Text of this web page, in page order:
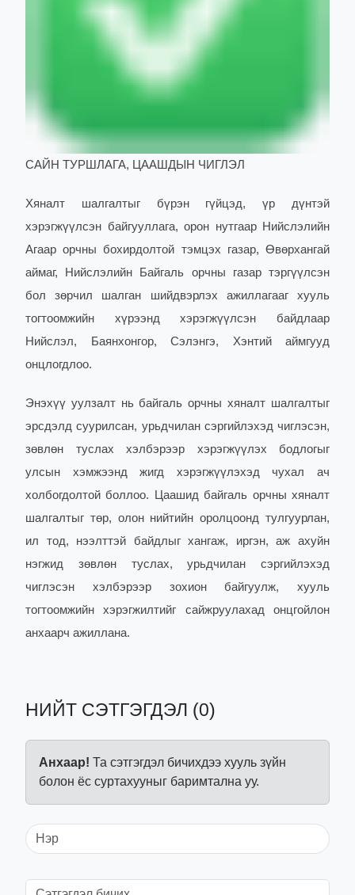
САЙН ТУРШЛАГА, ЦААШДЫН ЧИГЛЭЛ
Хяналт шалгалтыг бүрэн гүйцэд, үр дүнтэй
хэрэгжүүлсэн байгууллага, орон нутгаар Нийслэлийн
Агаар орчны бохирдолтой тэмцэх газар, Өвөрхангай
аймаг, Нийслэлийн Байгаль орчны газар тэргүүлсэн
бол зөрчил шалган шийдвэрлэх ажиллагааг хууль
тогтоомжийн хүрээнд хэрэгжүүлсэн байдлаар
Нийслэл, Баянхонгор, Сэлэнгэ, Хэнтий аймгууд
онцлогдлоо.
Энэхүү уулзалт нь байгаль орчны хяналт шалгалтыг
эрсдэлд суурилсан, урьдчилан сэргийлэхэд чиглэсэн,
зөвлөн туслах хэлбэрээр хэрэгжүүлэх бодлогыг
улсын хэмжээнд жигд хэрэгжүүлэхэд чухал ач
холбогдолтой боллоо. Цаашид байгаль орчны хяналт
шалгалтыг төр, олон нийтийн оролцоонд тулгуурлан,
ил тод, нээлттэй байдлыг хангаж, иргэн, аж ахуйн
нэгжид зөвлөн туслах, урьдчилан сэргийлэхэд
чиглэсэн хэлбэрээр зохион байгуулж, хууль
тогтоомжийн хэрэгжилтийг сайжруулахад онцгойлон
анхаарч ажиллана.
НИЙТ СЭТГЭГДЭЛ (0)
Анхаар! Та сэтгэгдэл бичихдээ хууль зүйн
болон ёс суртахууныг баримтална уу.